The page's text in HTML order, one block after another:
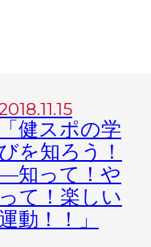
「健スポの学
びを知ろう！
知って！や
って！楽しい
動！！」